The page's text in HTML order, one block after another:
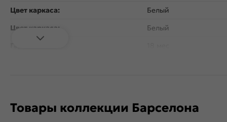
Цвет каркаса:
Белый
Цвет каркаса:
Белый
Неоклассика
Товары коллекции Барселона